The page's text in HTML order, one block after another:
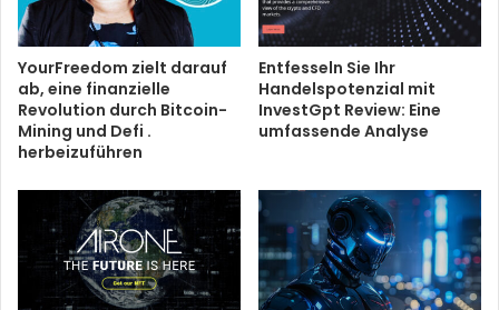
YourFreedom zielt darauf
ab, eine finanzielle
Revolution durch Bitcoin-
Mining und Defi .
herbeizuführen
Entfesseln Sie Ihr
Handelspotenzial mit
InvestGpt Review: Eine
umfassende Analyse